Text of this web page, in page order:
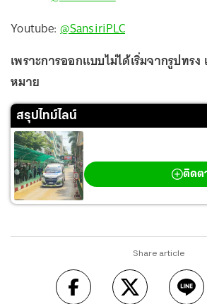
Youtube:@SansiriPLC
เพราะการออกแบบไม่ได้เริ่มจากรูปทร
หมาย
สรุปไทม์ไลน์
ติดต
Share article